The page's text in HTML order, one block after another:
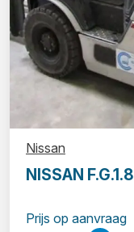
Nissan
NISSAN F.G.1.8
Prijs op aanvraag